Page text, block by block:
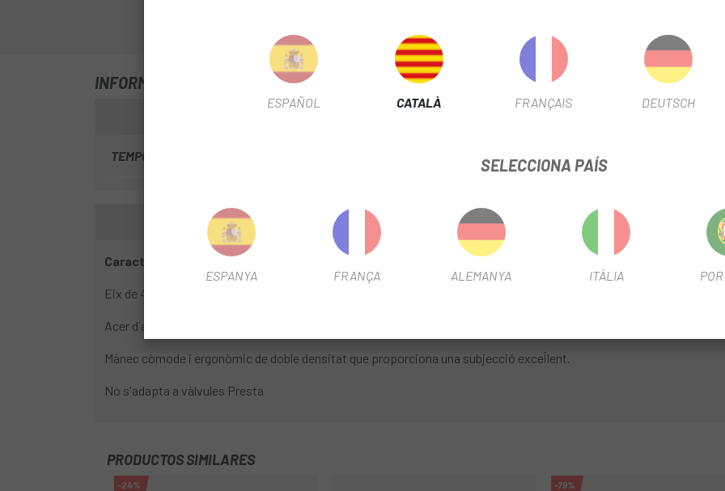
INFORMACIÓ SOBRE EXTRACTOR OBUS VAR PER A VALVULA SCHRADER
TEMPORADA
INFORMACIÓ DEL PRODUCTE
Característiques:
Eix de 40mm de longitud i 4,45mm de diàmetre.
Acer d´alta resistència, durabilitat excepcional.
Mànec còmode i ergonòmic de doble densitat que proporciona una subjecció excel·lent.
No s'adapta a vàlvules Presta
PRODUCTOS SIMILARES
-24% -79%
ESPAÑOL CATALÀ FRANÇAIS DEUTSCH
SELECCIONA PAÍS
ESPANYA FRANÇA ALEMANYA ITÀLIA